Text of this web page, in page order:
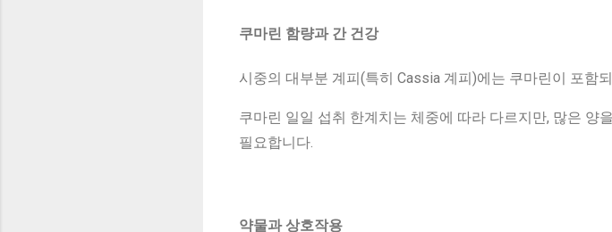
쿠마린 함량과 간 건강
시중의 대부분 계피(특히 Cassia 계피)에는 쿠마린이 포함
쿠마린 일일 섭취 한계치는 체중에 따라 다르지만, 많은 양
필요합니다.
약물과 상호작용